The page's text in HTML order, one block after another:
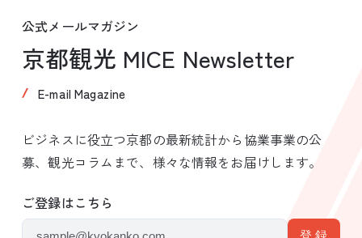
公式メールマガジン
京都観光 MICE Newsletter
E-mail Magazine
ビジネスに役立つ京都の最新統計から協業事業の公
募、観光コラムまで、様々な情報をお届けします。
ご登録はこちら